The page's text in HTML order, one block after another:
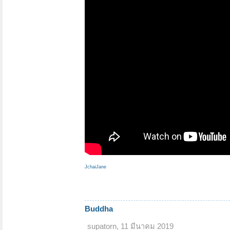
JchaiJane
Buddha
supatorn, 11 มีนาคม 2019